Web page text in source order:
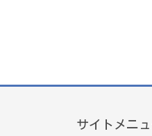
サイトメニ